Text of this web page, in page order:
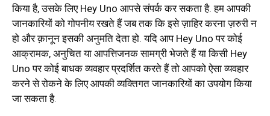
किया है, उसके लिए Hey Uno आपसे संपर्क कर सकता है. हम आपकी
जानकारियों को गोपनीय रखते हैं जब तक कि इसे ज़ाहिर करना ज़रुरी न
हो और क़ानून इसकी अनुमति देता हो. यदि आप Hey Uno पर कोई
आक्रामक, अनुचित या आपत्तिजनक सामग्री भेजते हैं या किसी Hey
Uno पर कोई बाधक व्यवहार प्रदर्शित करते हैं तो आपको ऐसा व्यवहार
करने से रोकने के लिए आपकी व्यक्तिगत जानकारियों का उपयोग किया
जा सकता है.